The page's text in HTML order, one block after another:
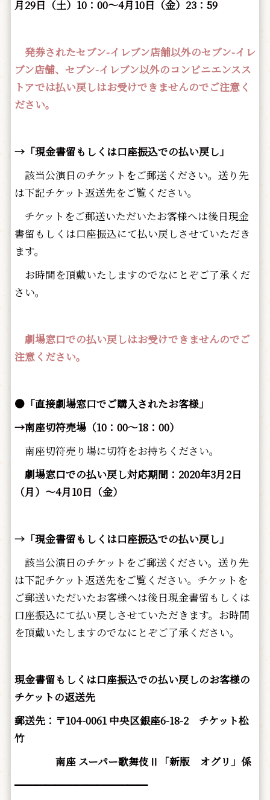
月29日（土）10：00～4月10日（金）23：59
発券されたセブン-イレブン店舗以外のセブン-イレ
ブン店舗、セブン-イレブン以外のコンビニエンスス
トアでは払い戻しはお受けできませんのでご注意く
ださい。
→「現金書留もしくは口座振込での払い戻し」
該当公演日のチケットをご郵送ください。送り先
は下記チケット返送先をご覧ください。
チケットをご郵送いただいたお客様へは後日現金
書留もしくは口座振込にて払い戻しさせていただき
ます。
お時間を頂戴いたしますのでなにとぞご了承くだ
さい。
劇場窓口での払い戻しはお受けできませんのでご
注意ください。
●「直接劇場窓口でご購入されたお客様」
→南座切符売場（10：00～18：00）
南座切符売り場に切符をお持ちください。
劇場窓口での払い戻し対応期間：2020年3月2日
（月）～4月10日（金）
→「現金書留もしくは口座振込での払い戻し」
該当公演日のチケットをご郵送ください。送り先
は下記チケット返送先をご覧ください。チケットを
ご郵送いただいたお客様へは後日現金書留もしくは
口座振込にて払い戻しさせていただきます。お時間
を頂戴いたしますのでなにとぞご了承ください。
現金書留もしくは口座振込での払い戻しのお客様の
チケットの返送先
郵送先：〒104-0061 中央区銀座6-18-2 チケット松
竹
南座 スーパー歌舞伎Ⅱ「新版 オグリ」係
━━━━━━━━━━━━━